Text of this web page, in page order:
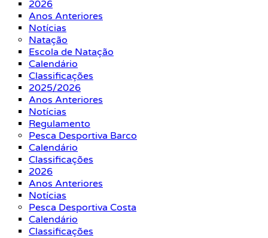
2026
Anos Anteriores
Notícias
Natação
Escola de Natação
Calendário
Classificações
2025/2026
Anos Anteriores
Notícias
Regulamento
Pesca Desportiva Barco
Calendário
Classificações
2026
Anos Anteriores
Notícias
Pesca Desportiva Costa
Calendário
Classificações